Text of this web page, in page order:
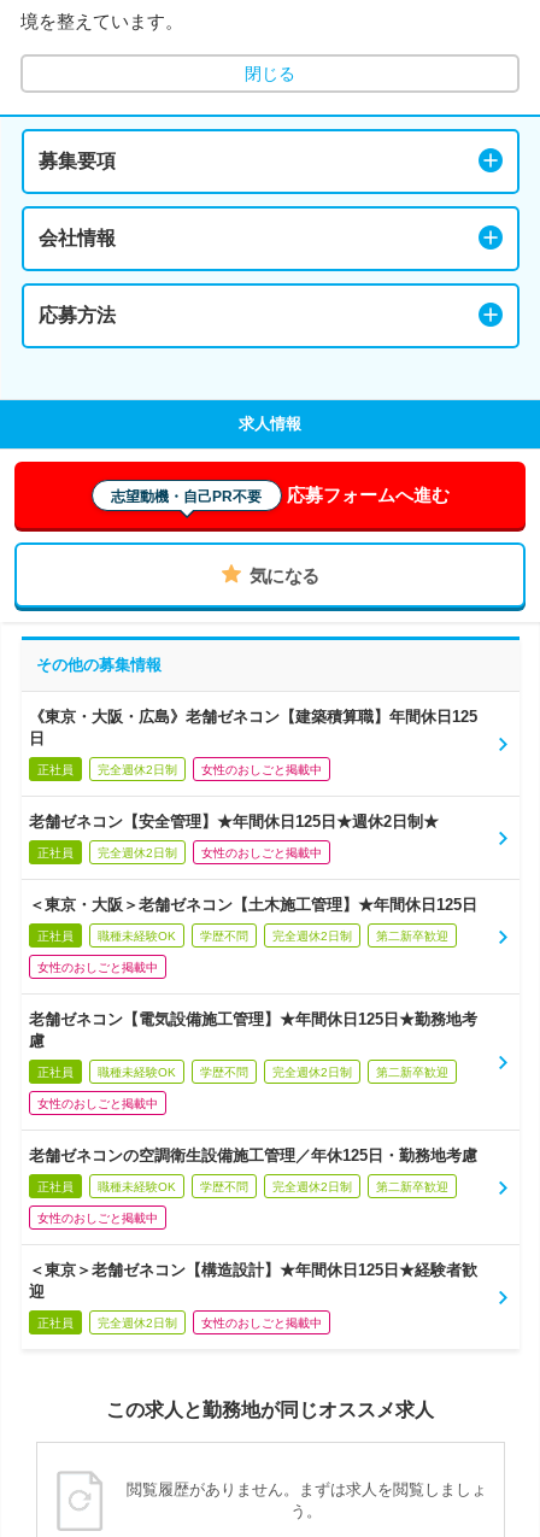
境を整えています。
閉じる
募集要項
会社情報
応募方法
求人情報
志望動機・自己PR不要 応募フォームへ進む
気になる
その他の募集情報
《東京・大阪・広島》老舗ゼネコン【建築積算職】年間休日125
日
正社員 完全週休2日制 女性のおしごと掲載中
老舗ゼネコン【安全管理】★年間休日125日★週休2日制★
正社員 完全週休2日制 女性のおしごと掲載中
＜東京・大阪＞老舗ゼネコン【土木施工管理】★年間休日125日
正社員 職種未経験OK 学歴不問 完全週休2日制 第二新卒歓迎
女性のおしごと掲載中
老舗ゼネコン【電気設備施工管理】★年間休日125日★勤務地考
慮
正社員 職種未経験OK 学歴不問 完全週休2日制 第二新卒歓迎
女性のおしごと掲載中
老舗ゼネコンの空調衛生設備施工管理／年休125日・勤務地考慮
正社員 職種未経験OK 学歴不問 完全週休2日制 第二新卒歓迎
女性のおしごと掲載中
＜東京＞老舗ゼネコン【構造設計】★年間休日125日★経験者歓
迎
正社員 完全週休2日制 女性のおしごと掲載中
この求人と勤務地が同じオススメ求人
閲覧履歴がありません。まずは求人を閲覧しましょ
う。